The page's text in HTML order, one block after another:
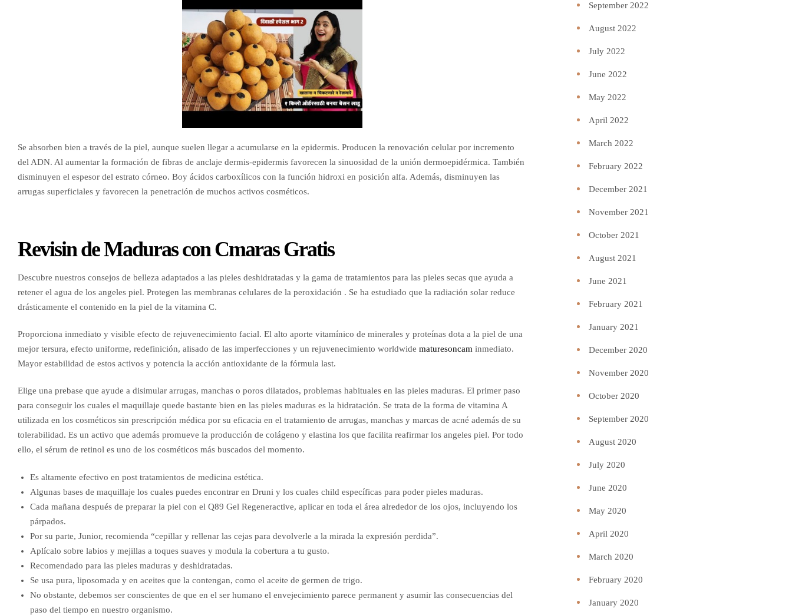
Se absorben bien a través de la piel, aunque suelen llegar a acumularse en la epidermis. Producen la renovación celular por incremento
del ADN. Al aumentar la formación de fibras de anclaje dermis-epidermis favorecen la sinuosidad de la unión dermoepidérmica. También
disminuyen el espesor del estrato córneo. Boy ácidos carboxílicos con la función hidroxi en posición alfa. Además, disminuyen las
arrugas superficiales y favorecen la penetración de muchos activos cosméticos.
Revisin de Maduras con Cmaras Gratis
Descubre nuestros consejos de belleza adaptados a las pieles deshidratadas y la gama de tratamientos para las pieles secas que ayuda a
retener el agua de los angeles piel. Protegen las membranas celulares de la peroxidación . Se ha estudiado que la radiación solar reduce
drásticamente el contenido en la piel de la vitamina C.
Proporciona inmediato y visible efecto de rejuvenecimiento facial. El alto aporte vitamínico de minerales y proteínas dota a la piel de una
mejor tersura, efecto uniforme, redefinición, alisado de las imperfecciones y un rejuvenecimiento worldwide maturesoncam inmediato.
Mayor estabilidad de estos activos y potencia la acción antioxidante de la fórmula last.
Elige una prebase que ayude a disimular arrugas, manchas o poros dilatados, problemas habituales en las pieles maduras. El primer paso
para conseguir los cuales el maquillaje quede bastante bien en las pieles maduras es la hidratación. Se trata de la forma de vitamina A
utilizada en los cosméticos sin prescripción médica por su eficacia en el tratamiento de arrugas, manchas y marcas de acné además de su
tolerabilidad. Es un activo que además promueve la producción de colágeno y elastina los que facilita reafirmar los angeles piel. Por todo
ello, el sérum de retinol es uno de los cosméticos más buscados del momento.
Es altamente efectivo en post tratamientos de medicina estética.
Algunas bases de maquillaje los cuales puedes encontrar en Druni y los cuales child específicas para poder pieles maduras.
Cada mañana después de preparar la piel con el Q89 Gel Regeneractive, aplicar en toda el área alrededor de los ojos, incluyendo los
párpados.
Por su parte, Junior, recomienda “cepillar y rellenar las cejas para devolverle a la mirada la expresión perdida”.
Aplícalo sobre labios y mejillas a toques suaves y modula la cobertura a tu gusto.
Recomendado para las pieles maduras y deshidratadas.
Se usa pura, liposomada y en aceites que la contengan, como el aceite de germen de trigo.
No obstante, debemos ser conscientes de que en el ser humano el envejecimiento parece permanent y asumir las consecuencias del
paso del tiempo en nuestro organismo.
September 2022
August 2022
July 2022
June 2022
May 2022
April 2022
March 2022
February 2022
December 2021
November 2021
October 2021
August 2021
June 2021
February 2021
January 2021
December 2020
November 2020
October 2020
September 2020
August 2020
July 2020
June 2020
May 2020
April 2020
March 2020
February 2020
January 2020